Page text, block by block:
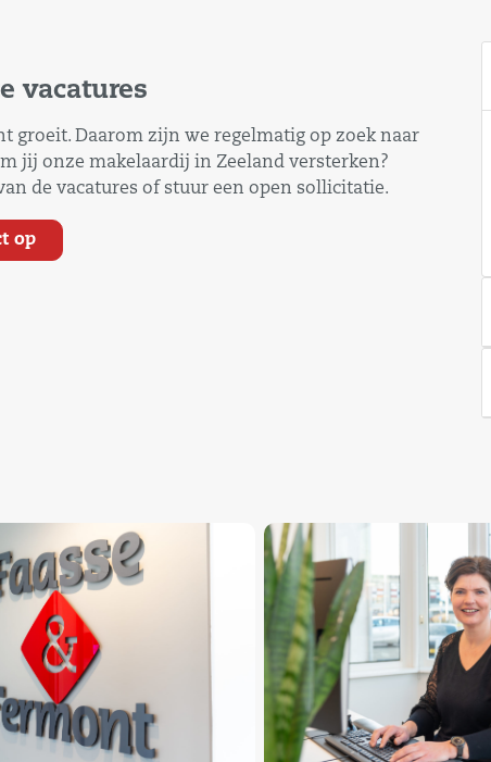
vacatures
groeit. Daarom zijn we regelmatig op zoek naar
jij onze makelaardij in Zeeland versterken?
de vacatures of stuur een open sollicitatie.
op